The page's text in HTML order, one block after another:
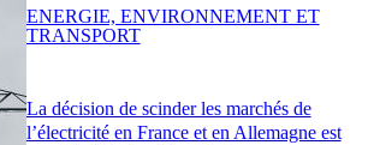
La décision de scinder les marchés de
l’électricité en France et en Allemagne est
ENERGIE, ENVIRONNEMENT ET
TRANSPORT